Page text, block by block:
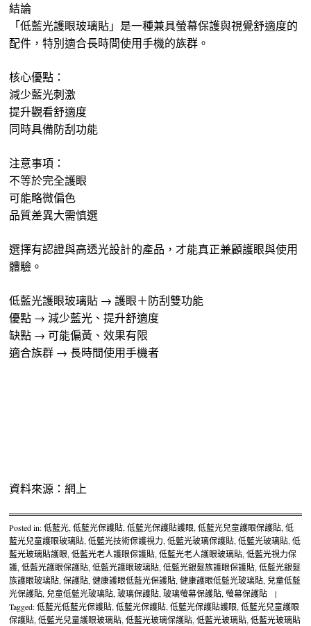
結論
「低藍光護眼玻璃貼」是一種兼具螢幕保護與視覺舒適度的
配件，特別適合長時間使用手機的族群。
核心優點：
減少藍光刺激
提升觀看舒適度
同時具備防刮功能
注意事項：
不等於完全護眼
可能略微偏色
品質差異大需慎選
選擇有認證與高透光設計的產品，才能真正兼顧護眼與使用
體驗。
低藍光護眼玻璃貼 → 護眼＋防刮雙功能
優點 → 減少藍光、提升舒適度
缺點 → 可能偏黃、效果有限
適合族群 → 長時間使用手機者
資料來源：網上
Posted in:低藍光,低藍光保護貼,低藍光保護貼護眼,低藍光兒童護眼保護貼,低
藍光兒童護眼玻璃貼,低藍光技術保護視力,低藍光玻璃保護貼,低藍光玻璃貼,低
藍光玻璃貼護眼,低藍光老人護眼保護貼,低藍光老人護眼玻璃貼,低藍光視力保
護,低藍光護眼保護貼,低藍光護眼玻璃貼,低藍光銀髮族護眼保護貼,低藍光銀髮
族護眼玻璃貼,保護貼,健康護眼低藍光保護貼,健康護眼低藍光玻璃貼, 兒童低藍
光保護貼, 兒童低藍光玻璃貼,玻璃保護貼,玻璃螢幕保護貼,螢幕保護貼
|
Tagged:低藍光低藍光保護貼,低藍光保護貼,低藍光保護貼護眼,低藍光兒童護眼
保護貼,低藍光兒童護眼玻璃貼,低藍光玻璃保護貼,低藍光玻璃貼,低藍光玻璃貼